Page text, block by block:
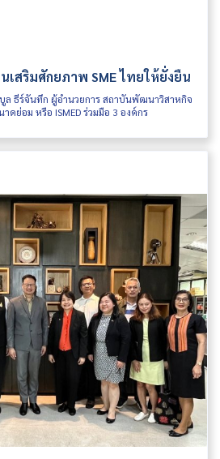
นเสริมศักยภาพ SME ไทยให้ยั่งยืน
ธีร์จันทึก ผู้อำนวยการ สถาบันพัฒนาวิสาหกิจ
ดย่อม หรือ ISMED ร่วมมือ 3 องค์กร